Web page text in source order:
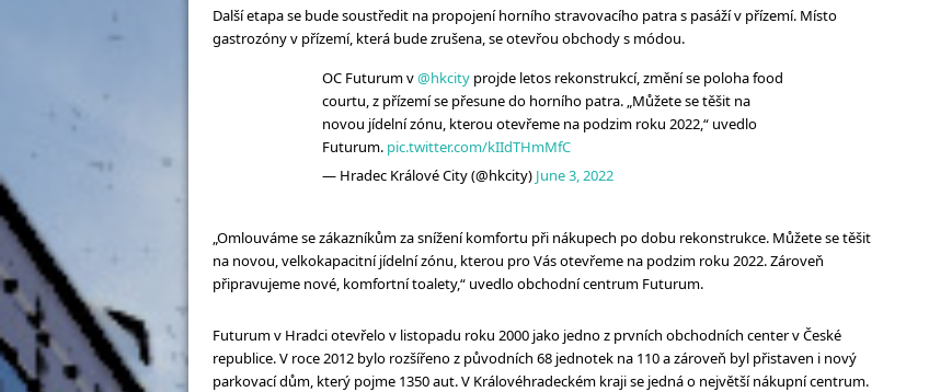
Další etapa se bude soustředit na propojení horního stravovacího patra s pasáží v přízemí. Místo
gastrozóny v přízemí, která bude zrušena, se otevřou obchody s módou.
OC Futurum v@hkcity projde letos rekonstrukcí, změní se poloha food
courtu, z přízemí se přesune do horního patra. „Můžete se těšit na
novou jídelní zónu, kterou otevřeme na podzim roku 2022,“ uvedlo
Futurum. pic.twitter.com/kIIdTHmMfC
— Hradec Králové City (@hkcity) June 3, 2022
„Omlouváme se zákazníkům za snížení komfortu při nákupech po dobu rekonstrukce. Můžete se těšit
na novou, velkokapacitní jídelní zónu, kterou pro Vás otevřeme na podzim roku 2022. Zároveň
připravujeme nové, komfortní toalety,“ uvedlo obchodní centrum Futurum.
Futurum v Hradci otevřelo v listopadu roku 2000 jako jedno z prvních obchodních center v České
republice. V roce 2012 bylo rozšířeno z původních 68 jednotek na 110 a zároveň byl přistaven i nový
parkovací dům, který pojme 1350 aut. V Královéhradeckém kraji se jedná o největší nákupní centrum.